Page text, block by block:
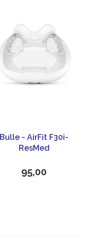
Bulle - AirFit F30i-
ResMed
95,00